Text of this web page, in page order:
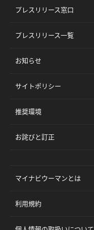
プレスリリース窓口
プレスリリース一覧
お知らせ
サイトポリシー
推奨環境
お詫びと訂正
マイナビウーマンとは
利用規約